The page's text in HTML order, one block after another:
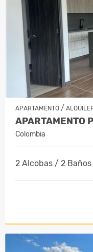
APARTAMENTO /
Colombia
2 Alcobas / 2